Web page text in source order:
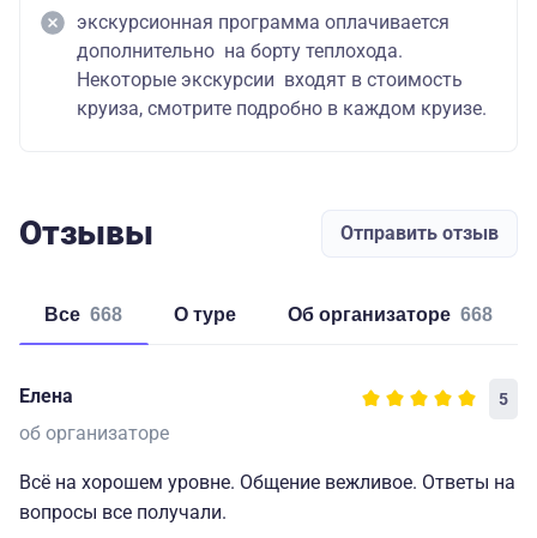
экскурсионная программа оплачивается
дополнительно на борту теплохода.
Некоторые экскурсии входят в стоимость
круиза, смотрите подробно в каждом круизе.
Отзывы Отправить отзыв
Все 668 о туре об организаторе 668
Елена 5
об организаторе
Всё на хорошем уровне. Общение вежливое. Ответы на
вопросы все получали.